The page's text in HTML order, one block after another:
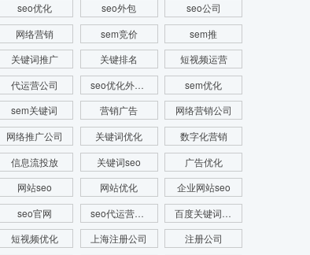
seo优化 seo外包
seo公司
网络营销
sem竞价
sem推
关键词推广
关键排名
短视频运营
代运营公司
seo优化外包公司
sem优化
sem关键词
营销广告
网络营销公司
网络推广公司
关键词优化
数字化营销
信息流投放
关键词seo
广告优化
网站seo
网站优化
企业网站seo
seo官网
seo代运营公司
百度关键词优化
短视频优化
上海注册公司
注册公司